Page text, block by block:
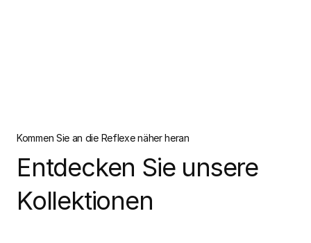
Kommen Sie an die Reflexe näher heran
Entdecken Sie unsere
Kollektionen